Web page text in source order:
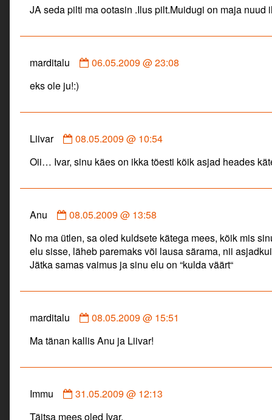
ivi
on
JA seda pilti ma ootasin .Ilus pilt.Muidugi on maja nuud
marditalu
Comment
on
06.05.2009 @ 23:08
eks ole ju!:)
Liivar
Comment
Liivar
on
08.05.2009 @ 10:54
Oii… Ivar, sinu käes on ikka tõesti kõik asjad heades
Anu
Comment
Anu
published
on
08.05.2009 @ 13:58
No ma ütlen, sa oled kuldsete kätega mees, kõik mis
elu sisse, läheb paremaks või lausa särama, nii
Jätka samas vaimus ja sinu elu on “kulda väärt“
marditalu
Comment
marditalu
on
08.05.2009 @ 15:51
Ma tänan kallis Anu ja Liivar!
Immu
Comment
31.05.2009 @ 12:13
Täitsa mees oled Ivar.